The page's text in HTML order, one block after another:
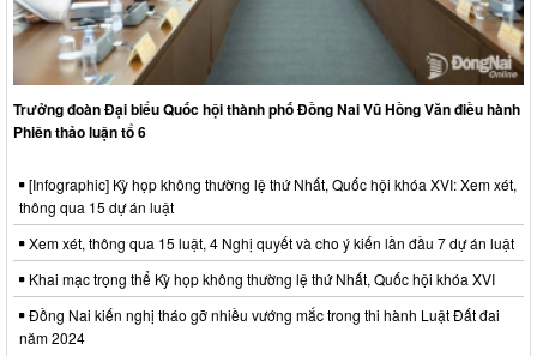
Trưởng đoàn Đại biểu Quốc hội thành phố Đồng Nai Vũ Hồng Văn điều hành
Phiên thảo luận tổ 6
[Infographic] Kỳ họp không thường lệ thứ Nhất, Quốc hội khóa XVI: Xem xét,
thông qua 15 dự án luật
Xem xét, thông qua 15 luật, 4 Nghị quyết và cho ý kiến lần đầu 7 dự án luật
Khai mạc trọng thể Kỳ họp không thường lệ thứ Nhất, Quốc hội khóa XVI
Đồng Nai kiến nghị tháo gỡ nhiều vướng mắc trong thi hành Luật Đất đai
năm 2024